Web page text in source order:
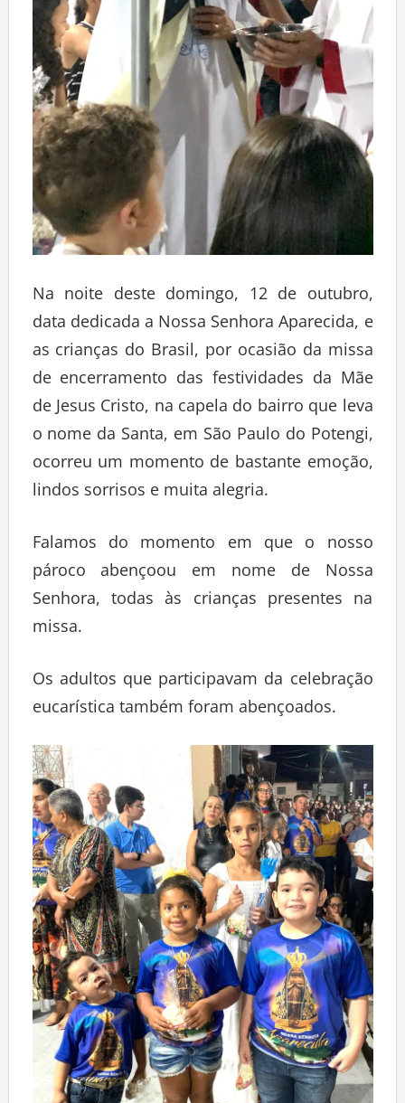
Na noite deste domingo, 12 de outubro,
data dedicada a Nossa Senhora Aparecida, e
as crianças do Brasil, por ocasião da missa
de encerramento das festividades da Mãe
de Jesus Cristo, na capela do bairro que leva
o nome da Santa, em São Paulo do Potengi,
ocorreu um momento de bastante emoção,
lindos sorrisos e muita alegria.
Falamos do momento em que o nosso
pároco abençoou em nome de Nossa
Senhora, todas às crianças presentes na
missa.
Os adultos que participavam da celebração
eucarística também foram abençoados.